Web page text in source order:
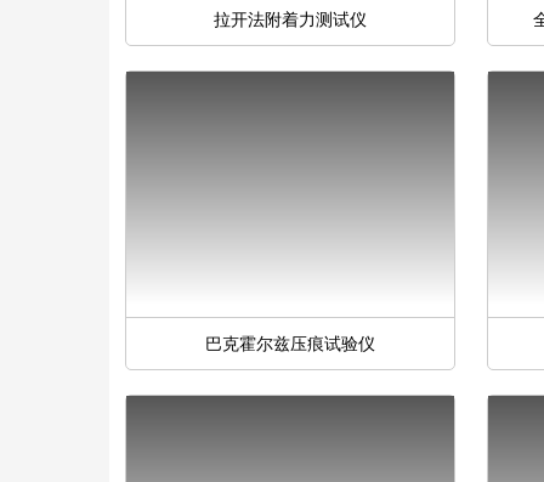
拉开法附着力测试仪
巴克霍尔兹压痕试验仪